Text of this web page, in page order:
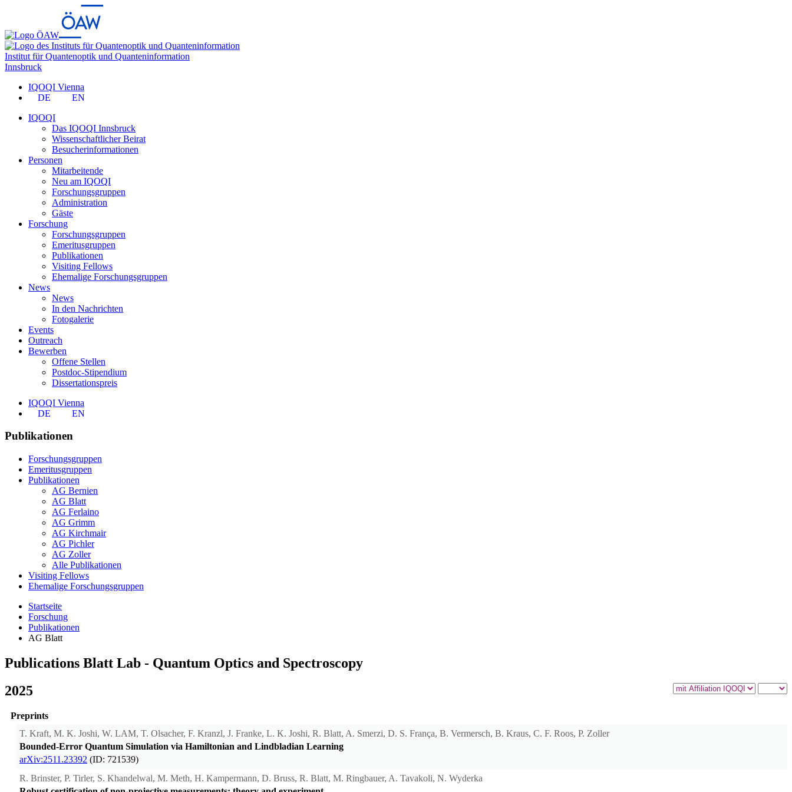
Institut für Quantenoptik und Quanteninformation
Innsbruck
IQOQI Vienna
DE
EN
IQOQI
Das IQOQI Innsbruck
Wissenschaftlicher Beirat
Besucherinformationen
Personen
Mitarbeitende
Neu am IQOQI
Forschungsgruppen
Administration
Gäste
Forschung
Forschungsgruppen
Emeritusgruppen
Publikationen
Visiting Fellows
Ehemalige Forschungsgruppen
News
News
In den Nachrichten
Fotogalerie
Events
Outreach
Bewerben
Offene Stellen
Postdoc-Stipendium
Dissertationspreis
IQOQI Vienna
DE
EN
Publikationen
Forschungsgruppen
Emeritusgruppen
Publikationen
AG Bernien
AG Blatt
AG Ferlaino
AG Grimm
AG Kirchmair
AG Pichler
AG Zoller
Alle Publikationen
Visiting Fellows
Ehemalige Forschungsgruppen
Startseite
Forschung
Publikationen
AG Blatt
Publications Blatt Lab - Quantum Optics and Spectroscopy
2025
Preprints
T. Kraft, M. K. Joshi, W. LAM, T. Olsacher, F. Kranzl, J. Franke, L. K. Joshi, R. Blatt, A. Smerzi, D. S. França, B. Vermersch, B. Kraus, C. F. Roos, P. Zoller
Bounded-Error Quantum Simulation via Hamiltonian and Lindbladian Learning
arXiv:2511.23392 (ID: 721539)
R. Brinster, P. Tirler, S. Khandelwal, M. Meth, H. Kampermann, D. Bruss, R. Blatt, M. Ringbauer, A. Tavakoli, N. Wyderka